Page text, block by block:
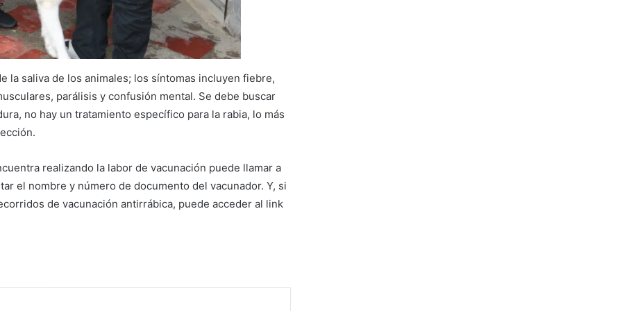
la saliva de los animales; los síntomas incluyen fiebre,
parálisis y confusión mental. Se debe buscar
no hay un tratamiento específico para la rabia, lo más
realizando la labor de vacunación puede llamar a
el nombre y número de documento del vacunador. Y, si
de vacunación antirrábica, puede acceder al link